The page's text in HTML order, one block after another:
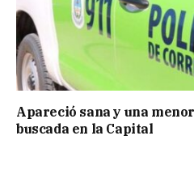
Apareció sana y una
buscada en la Capital